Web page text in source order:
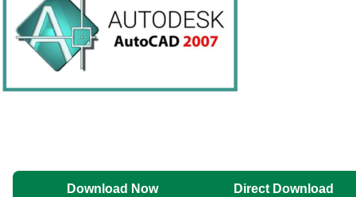
Download Now Direct Download